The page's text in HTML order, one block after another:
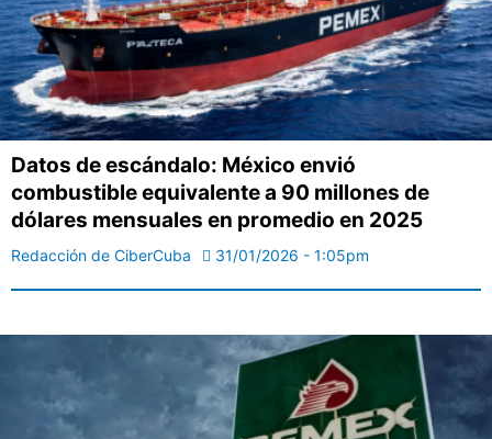
Datos de escándalo: México envió
combustible equivalente a 90 millones de
dólares mensuales en promedio en 2025
Redacción de CiberCuba 31/01/2026 - 1:05pm